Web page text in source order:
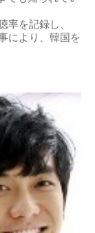
率を記録し、
により、韓国を